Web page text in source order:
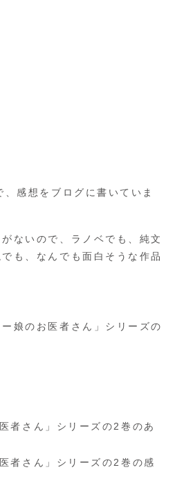
感想をブログに書いていま
ないので、ラノベでも、純文
も、なんでも面白そうな作品
娘のお医者さん」シリーズの
者さん」シリーズの2巻のあ
者さん」シリーズの2巻の感